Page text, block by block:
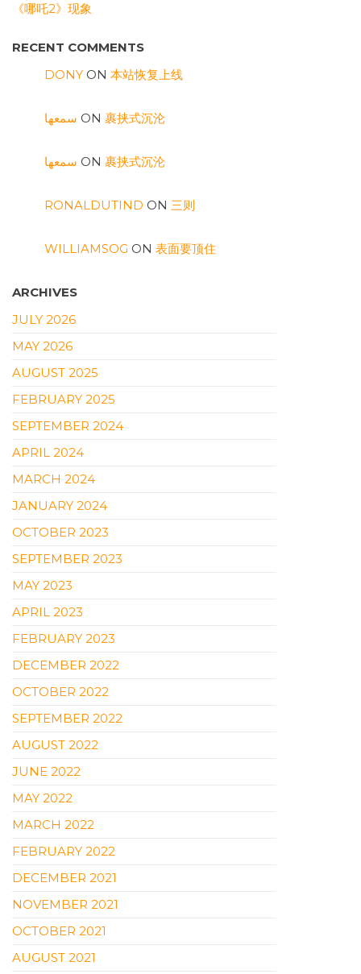
《哪吒2》现象
RECENT COMMENTS
DONY ON 本站恢复上线
سمعها ON 裹挟式沉沦
سمعها ON 裹挟式沉沦
RONALDUTIND ON 三则
WILLIAMSOG ON 表面要顶住
ARCHIVES
JULY 2026
MAY 2026
AUGUST 2025
FEBRUARY 2025
SEPTEMBER 2024
APRIL 2024
MARCH 2024
JANUARY 2024
OCTOBER 2023
SEPTEMBER 2023
MAY 2023
APRIL 2023
FEBRUARY 2023
DECEMBER 2022
OCTOBER 2022
SEPTEMBER 2022
AUGUST 2022
JUNE 2022
MAY 2022
MARCH 2022
FEBRUARY 2022
DECEMBER 2021
NOVEMBER 2021
OCTOBER 2021
AUGUST 2021